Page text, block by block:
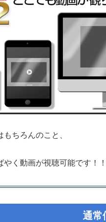
ちろんのこと、
やく動画が視聴可能です！
通常